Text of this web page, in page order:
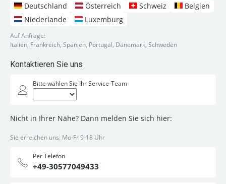
Deutschland
Österreich Schweiz
Belgien
Niederlande
Luxemburg
Auf Anfrage:
Italien, Frankreich, Spanien, Portugal, Dänemark, Schweden
Kontaktieren Sie uns
Bitte wählen Sie Ihr Service-Team
Nicht in Ihrer Nähe? Dann melden Sie sich hier:
Sie erreichen uns: Mo-Fr 9-18 Uhr
Per Telefon
+49-30577049433